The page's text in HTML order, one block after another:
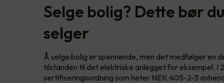
Selge bolig? Dette bør
selger
Å selge bolig er spennende, men det medfølger en
tilstanden til det elektriske anlegget for eksempel. I
sertifiseringsordning som heter NEK 405-2-3